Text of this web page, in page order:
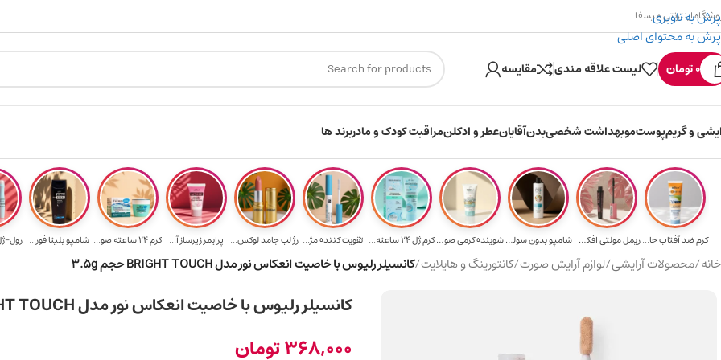
پرش به ناوبری
پرش به محتوای اصلی
هدیه برای ارسال رایگان برای خرید ۳.۵ میلیون به یالا ۳۰۰ میسکوین (۳۰ هزار تومن) هدیه خرید اول
اینترنتی میسفا
0تومان لیست علاقه مندی مقایسه
و گریمپوستموبهداشت شخصیبدنآقایانعطر و ادکلنمراقبت کودک و مادربرند ها
کرم ضد آفتاب حا... ریمل مولتی افکت... شامپو بدون سولف... شوینده کرمی صور...کرم ژل ۲۴ ساعته... تقویت‌ کننده مژ... رژ لب جامد لوکس... پرایمر زیرساز آ... کرم 24 ساعته صو... شامپو بلیتا فور... رول-
خانه/محصولات آرایشی/لوازم آرایش صورت/کانتورینگ و هایلایت/کانسیلر رلیوس با خاصیت انعکاس نور مدل BRIGHT TOUCH حجم 3.5g
کانسیلر رلیوس با خاصیت انعکاس نور مدل BRIGHT TOUCH حجم 3.5g
368,000تومان